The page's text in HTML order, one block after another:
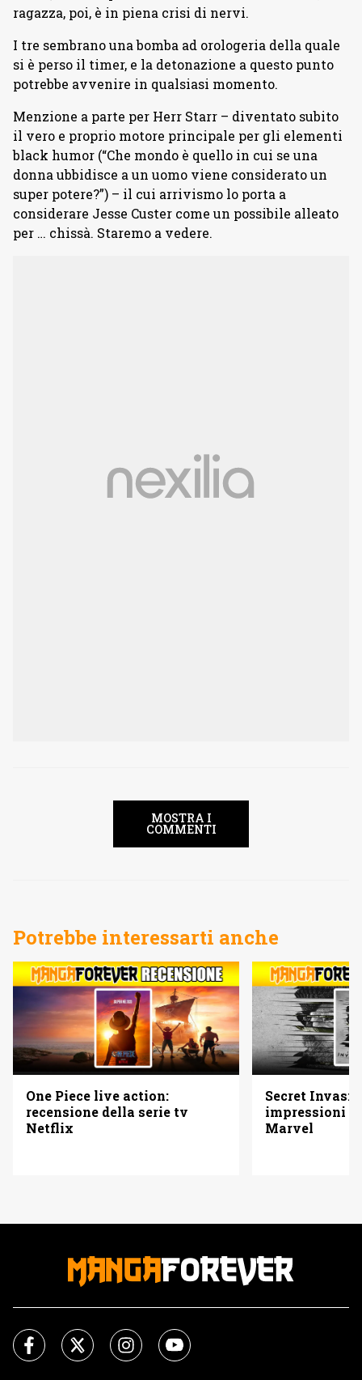
ragazza, poi, è in piena crisi di nervi.
I tre sembrano una bomba ad orologeria della quale
si è perso il timer, e la detonazione a questo punto
potrebbe avvenire in qualsiasi momento.
Menzione a parte per Herr Starr – diventato subito
il vero e proprio motore principale per gli elementi
black humor (“Che mondo è quello in cui se una
donna ubbidisce a un uomo viene considerato un
super potere?”) – il cui arrivismo lo porta a
considerare Jesse Custer come un possibile alleato
per … chissà. Staremo a vedere.
MOSTRA I
COMMENTI
Potrebbe interessarti anche
One Piece live action:
recensione della serie tv
Netflix
Secret
impressioni
Marvel